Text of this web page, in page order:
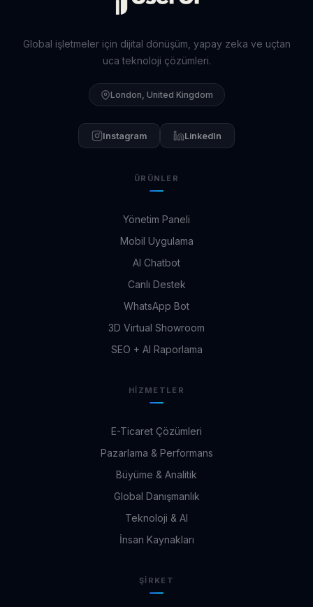
Global işletmeler için dijital dönüşüm, yapay zeka ve uçtan
uca teknoloji çözümleri.
London, United Kingdom
Instagram LinkedIn
ÜRÜNLER
Yönetim Paneli
Mobil Uygulama
AI Chatbot
Canlı Destek
WhatsApp Bot
3D Virtual Showroom
SEO + AI Raporlama
HIZMETLER
E-Ticaret Çözümleri
Pazarlama & Performans
Büyüme & Analitik
Global Danışmanlık
Teknoloji & AI
İnsan Kaynakları
ŞIRKET